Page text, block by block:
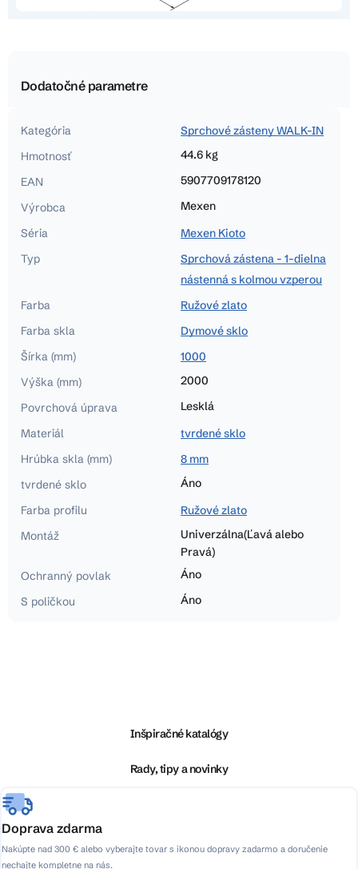
Dodatočné parametre
Kategória
Sprchové zásteny WALK-IN
Hmotnosť
44.6 kg
EAN
5907709178120
Výrobca
Mexen
Séria
Mexen Kioto
Typ
Sprchová zástena - 1-dielna
nástenná s kolmou vzperou
Farba
Ružové zlato
Farba skla
Dymové sklo
Šírka (mm)
1000
Výška (mm)
2000
Povrchová úprava
Lesklá
Materiál
tvrdené sklo
Hrúbka skla (mm)
8 mm
tvrdené sklo
Áno
Farba profilu
Ružové zlato
Montáž
Univerzálna(Ľavá alebo
Pravá)
Ochranný povlak
Áno
S poličkou
Áno
e
Inšpiračné katalógy
Rady, tipy a novinky
Doprava zdarma
Nakúpte nad 300 € alebo vyberajte tovar s ikonou dopravy zadarmo a doručenie
nechajte kompletne na nás.